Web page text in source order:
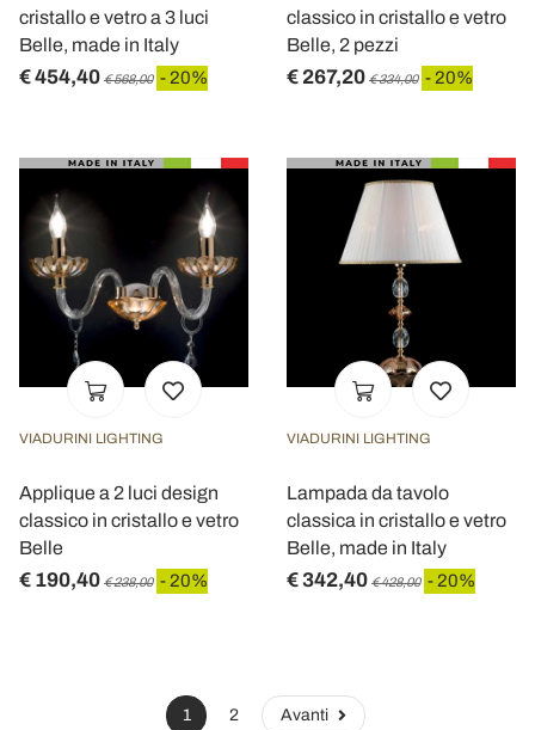
cristallo e vetro a 3 luci
Belle, made in Italy
€ 454,40 € 568,00 - 20%
classico in cristallo e vetro
Belle, 2 pezzi
€ 267,20 € 334,00 - 20%
VIADURINI LIGHTING
Applique a 2 luci design
classico in cristallo e vetro
Belle
€ 190,40 € 238,00 - 20%
VIADURINI LIGHTING
Lampada da tavolo
classica in cristallo e vetro
Belle, made in Italy
€ 342,40 € 428,00 - 20%
1 2 Avanti